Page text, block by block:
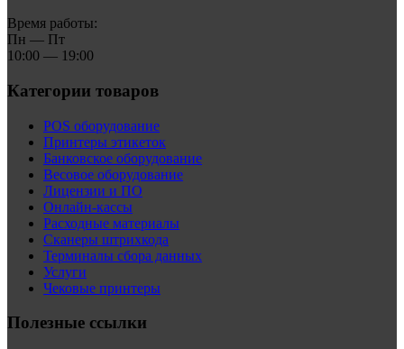
Время работы:
Пн — Пт
10:00 — 19:00
Категории товаров
POS оборудование
Принтеры этикеток
Банковское оборудование
Весовое оборудование
Лицензии и ПО
Онлайн-кассы
Расходные материалы
Сканеры штрихкода
Терминалы сбора данных
Услуги
Чековые принтеры
Полезные ссылки